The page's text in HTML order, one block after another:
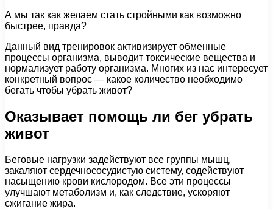
А мы так как желаем стать стройными как возможно
быстрее, правда?
Данный вид тренировок активизирует обменные
процессы организма, выводит токсические вещества и
нормализует работу организма. Многих из нас интересует
конкретный вопрос — какое количество необходимо
бегать чтобы убрать живот?
Оказывает помощь ли бег убрать
живот
Беговые нагрузки задействуют все группы мышц,
закаляют сердечнососудистую систему, содействуют
насыщению крови кислородом. Все эти процессы
улучшают метаболизм и, как следствие, ускоряют
сжигание жира.